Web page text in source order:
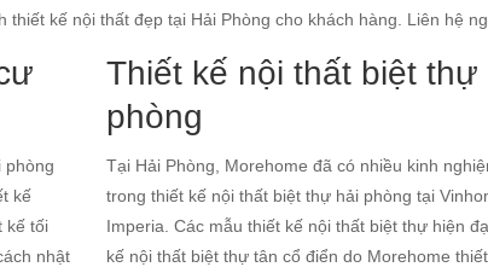
thiết kế nội thất đẹp tại Hải Phòng cho khách hàng. Liên hệ
phòng
kế
kế tối
nhật
Thiết kế nội thất biệt thự
phòng
Tại Hải Phòng, Morehome đã có nhiều kinh
trong thiết kế nội thất biệt thự hải phòng tại
Imperia. Các mẫu thiết kế nội thất biệt thự hiện
kế nội thất biệt thự tân cổ điển do Morehome